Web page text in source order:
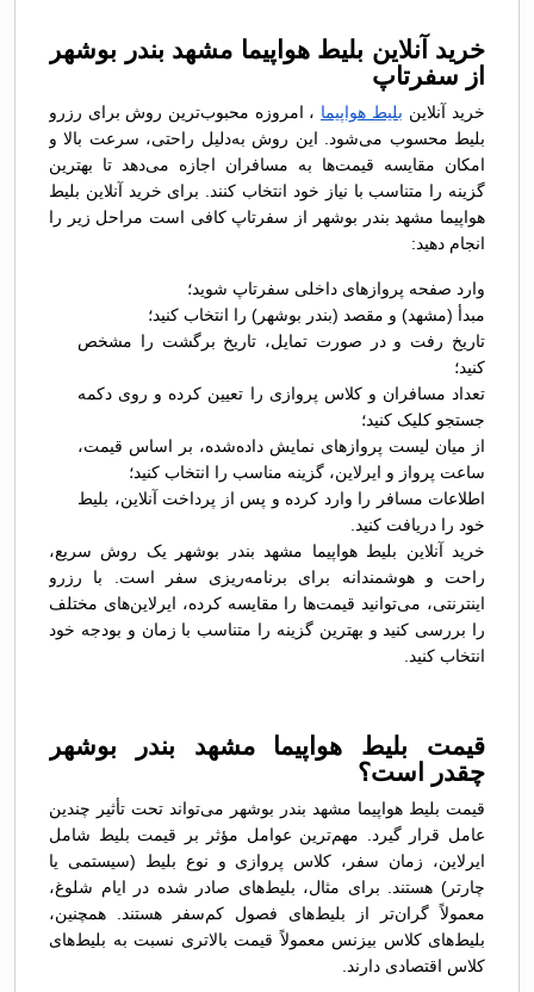
خرید آنلاین بلیط هواپیما مشهد بندر بوشهر
از سفرتاپ
خرید آنلاین بلیط هواپیما ، امروزه محبوب‌ترین روش برای رزرو
بلیط محسوب می‌شود. این روش به‌دلیل راحتی، سرعت بالا و
امکان مقایسه قیمت‌ها به مسافران اجازه می‌دهد تا بهترین
گزینه را متناسب با نیاز خود انتخاب کنند. برای خرید آنلاین بلیط
هواپیما مشهد بندر بوشهر از سفرتاپ کافی است مراحل زیر را
انجام دهید:
وارد صفحه پروازهای داخلی سفرتاپ شوید؛
مبدأ (مشهد) و مقصد (بندر بوشهر) را انتخاب کنید؛
تاریخ رفت و در صورت تمایل، تاریخ برگشت را مشخص
کنید؛
تعداد مسافران و کلاس پروازی را تعیین کرده و روی دکمه
جستجو کلیک کنید؛
از میان لیست پروازهای نمایش داده‌شده، بر اساس قیمت،
ساعت پرواز و ایرلاین، گزینه مناسب را انتخاب کنید؛
اطلاعات مسافر را وارد کرده و پس از پرداخت آنلاین، بلیط
خود را دریافت کنید.
خرید آنلاین بلیط هواپیما مشهد بندر بوشهر یک روش سریع،
راحت و هوشمندانه برای برنامه‌ریزی سفر است. با رزرو
اینترنتی، می‌توانید قیمت‌ها را مقایسه کرده، ایرلاین‌های مختلف
را بررسی کنید و بهترین گزینه را متناسب با زمان و بودجه خود
انتخاب کنید.
قیمت بلیط هواپیما مشهد بندر بوشهر
چقدر است؟
قیمت بلیط هواپیما مشهد بندر بوشهر می‌تواند تحت تأثیر چندین
عامل قرار گیرد. مهم‌ترین عوامل مؤثر بر قیمت بلیط شامل
ایرلاین، زمان سفر، کلاس پروازی و نوع بلیط (سیستمی یا
چارتر) هستند. برای مثال، بلیط‌های صادر شده در ایام شلوغ،
معمولاً گران‌تر از بلیط‌های فصول کم‌سفر هستند. همچنین،
بلیط‌های کلاس بیزنس معمولاً قیمت بالاتری نسبت به بلیط‌های
کلاس اقتصادی دارند.